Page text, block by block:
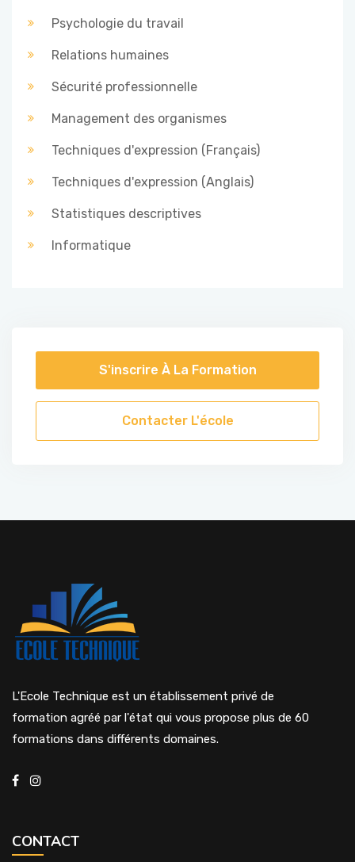
Psychologie du travail
Relations humaines
Sécurité professionnelle
Management des organismes
Techniques d'expression (Français)
Techniques d'expression (Anglais)
Statistiques descriptives
Informatique
S'inscrire À La Formation
Contacter L'école
L'Ecole Technique est un établissement privé de
formation agréé par l'état qui vous propose plus de 60
formations dans différents domaines.
CONTACT